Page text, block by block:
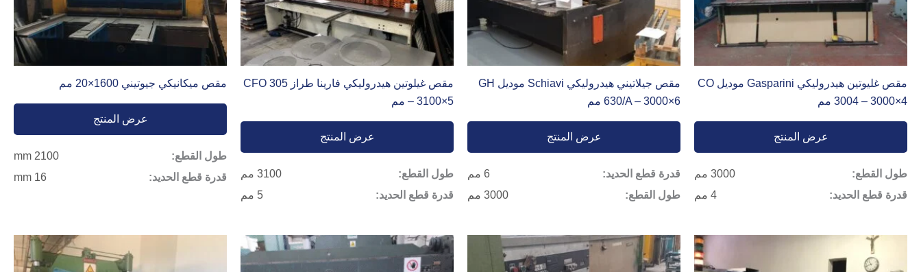
مقص غليوتين هيدروليكي Gasparini موديل CO
3004 – 3000×4 مم
عرض المنتج
طول القطع:
3000 مم
قدرة قطع الحديد:
4 مم
مقص جيلاتيني هيدروليكي Schiavi موديل GH
630/A – 3000×6 مم
عرض المنتج
قدرة قطع الحديد:
6 مم
طول القطع:
3000 مم
مقص غيلوتين هيدروليكي فارينا طراز CFO 305
– 3100×5 مم
عرض المنتج
طول القطع:
3100 مم
قدرة قطع الحديد:
5 مم
مقص ميكانيكي جيوتيني 1600×20 مم
عرض المنتج
طول القطع:
2100 mm
قدرة قطع الحديد:
16 mm